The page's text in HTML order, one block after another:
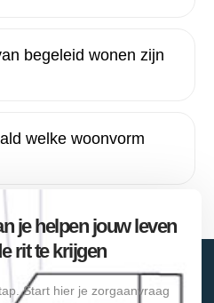
begeleid wonen zijn
welke woonvorm
je helpen jouw leven
rit te krijgen
Start hier je zorgaanvraag